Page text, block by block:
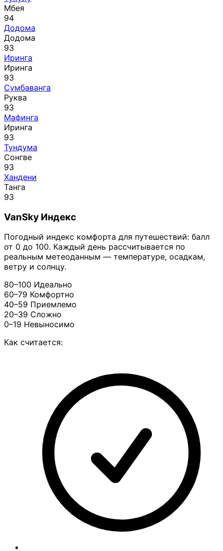
Мбея
94
Додома
Додома
93
Иринга
Иринга
93
Сумбаванга
Руква
93
Мафинга
Иринга
93
Тундума
Сонгве
93
Хандени
Танга
93
VanSky Индекс
Погодный индекс комфорта для путешествий: балл
от 0 до 100. Каждый день рассчитывается по
реальным метеоданным — температуре, осадкам,
ветру и солнцу.
80–100 Идеально
60–79 Комфортно
40–59 Приемлемо
20–39 Сложно
0–19 Невыносимо
Как считается: